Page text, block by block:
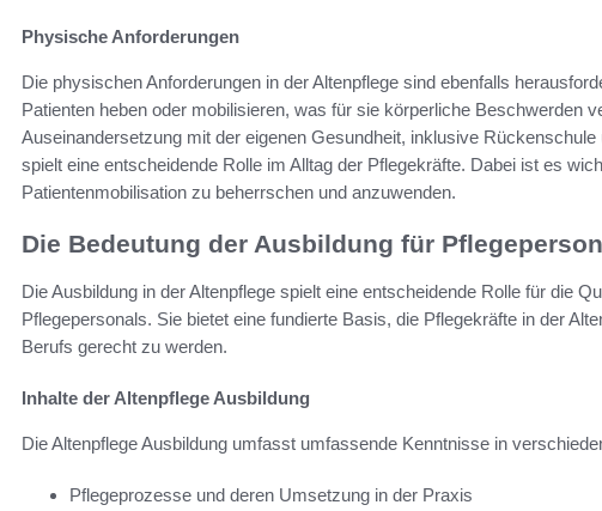
Physische Anforderungen
Die physischen Anforderungen in der Altenpflege sind ebenfalls
Patienten heben oder mobilisieren, was für sie körperliche Beschwerden
Auseinandersetzung mit der eigenen Gesundheit, inklusive
spielt eine entscheidende Rolle im Alltag der Pflegekräfte. Dabei ist es
Patientenmobilisation zu beherrschen und anzuwenden.
Die Bedeutung der Ausbildung für
Die Ausbildung in der Altenpflege spielt eine entscheidende Rolle für die
Pflegepersonals. Sie bietet eine fundierte Basis, die Pflegekräfte in der
Berufs gerecht zu werden.
Inhalte der Altenpflege Ausbildung
Die Altenpflege Ausbildung umfasst umfassende Kenntnisse in
Pflegeprozesse und deren Umsetzung in der Praxis